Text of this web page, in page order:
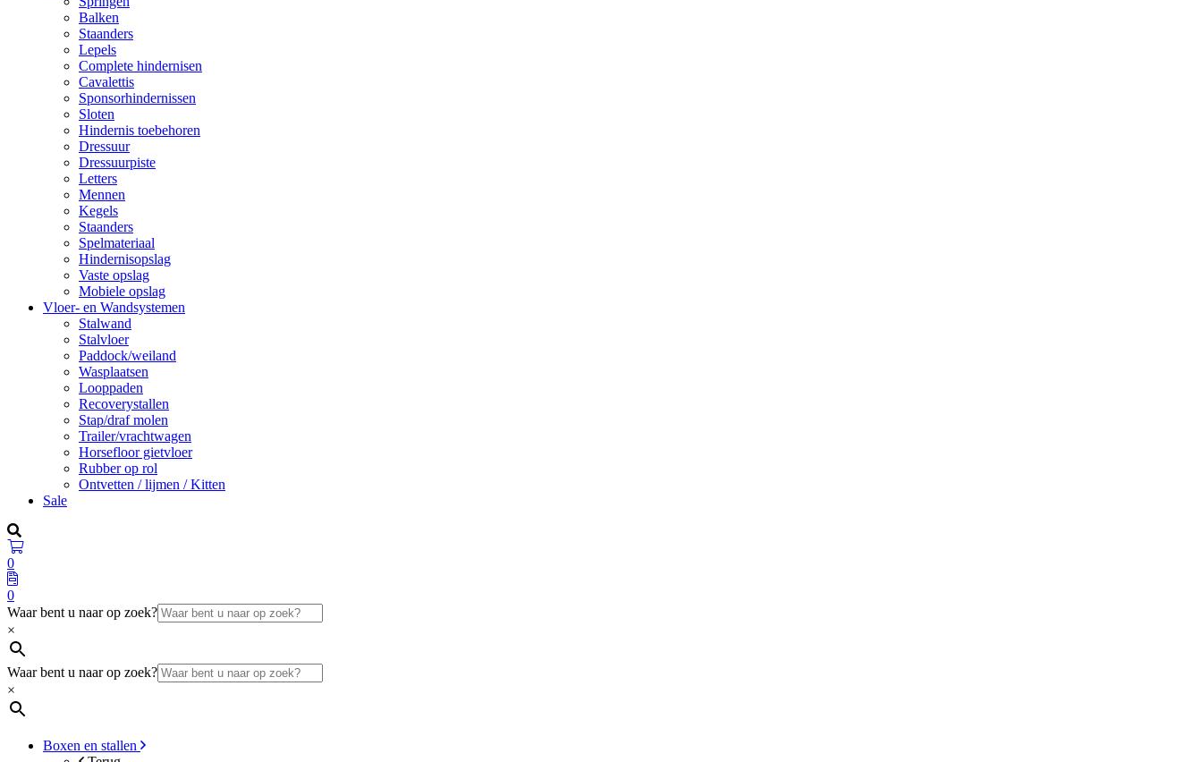
Balken
Staanders
Lepels
Complete hindernisen
Cavalettis
Sponsorhindernissen
Sloten
Hindernis toebehoren
Dressuur
Dressuurpiste
Letters
Mennen
Kegels
Staanders
Spelmateriaal
Hindernisopslag
Vaste opslag
Mobiele opslag
Vloer- en Wandsystemen
Stalwand
Stalvloer
Paddock/weiland
Wasplaatsen
Looppaden
Recoverystallen
Stap/draf molen
Trailer/vrachtwagen
Horsefloor gietvloer
Rubber op rol
Ontvetten / lijmen / Kitten
Sale
0
0
Waar bent u naar op zoek?
×
Waar bent u naar op zoek?
×
Boxen en stallen